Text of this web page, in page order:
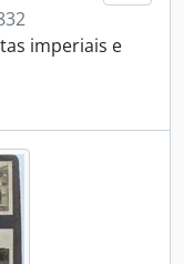
imperiais e